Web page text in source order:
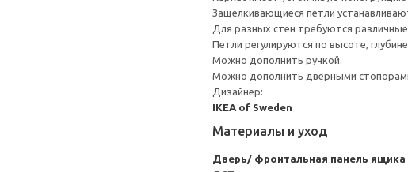
Защелкивающиеся петли
Для разных стен требуются
Петли регулируются по высоте,
Можно дополнить ручкой.
Можно дополнить дверными
Дизайнер:
IKEA of Sweden
Материалы и уход
Дверь/ фронтальная панель ящика